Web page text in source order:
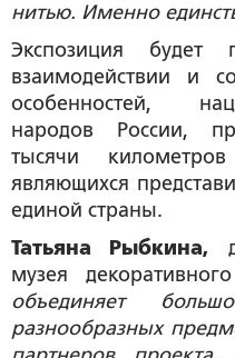
нитью. Именно
Экспозиция будет
взаимодействии и
особенностей,
народов России,
тысячи
являющихся
единой страны.
Татьяна Рыбкина,
музея декоративного
объединяет
разнообразных